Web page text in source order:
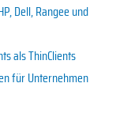
Dell, Rangee und
als ThinClients
fürUnternehmen